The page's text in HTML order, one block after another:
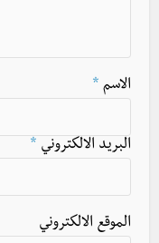
الاسم *
البريد الالكتروني *
الموقع الالكتروني